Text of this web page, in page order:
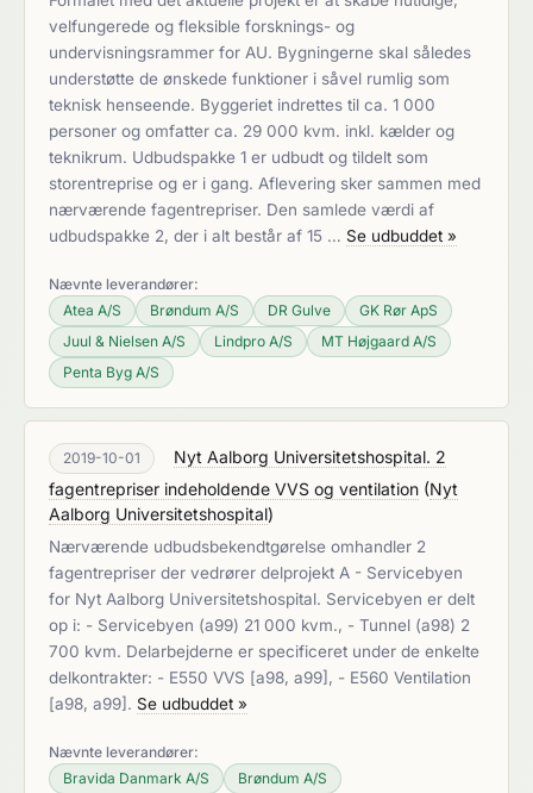
velfungerede og fleksible forsknings- og
undervisningsrammer for AU. Bygningerne skal således
understøtte de ønskede funktioner i såvel rumlig som
teknisk henseende. Byggeriet indrettes til ca. 1 000
personer og omfatter ca. 29 000 kvm. inkl. kælder og
teknikrum. Udbudspakke 1 er udbudt og tildelt som
storentreprise og er i gang. Aflevering sker sammen med
nærværende fagentrepriser. Den samlede værdi af
udbudspakke 2, der i alt består af 15 … Se udbuddet »
Nævnte leverandører:
Atea A/S
Brøndum A/S DR Gulve
GK Rør ApS
Juul & Nielsen A/S
Lindpro A/S
MT Højgaard A/S
Penta Byg A/S
2019-10-01
Nyt Aalborg Universitetshospital. 2
fagentrepriser indeholdende VVS og ventilation (Nyt
Aalborg Universitetshospital)
Nærværende udbudsbekendtgørelse omhandler 2
fagentrepriser der vedrører delprojekt A - Servicebyen
for Nyt Aalborg Universitetshospital. Servicebyen er delt
op i: - Servicebyen (a99) 21 000 kvm., - Tunnel (a98) 2
700 kvm. Delarbejderne er specificeret under de enkelte
delkontrakter: - E550 VVS [a98, a99], - E560 Ventilation
[a98, a99]. Se udbuddet »
Nævnte leverandører:
Bravida Danmark A/S
Brøndum A/S